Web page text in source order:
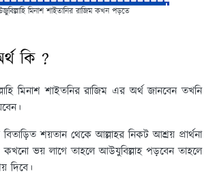
মিনাশ শাইতানির রাজিম কখন পড়তে
কি ?
মিনাশ শাইতনির রাজিম এর অর্থ জানবেন তখনি
শয়তান থেকে আল্লাহর নিকট আশ্রয় প্রার্থনা
ভয় লাগে তাহলে আউযুবিল্লাহ পড়বেন তাহলে
দিবে।